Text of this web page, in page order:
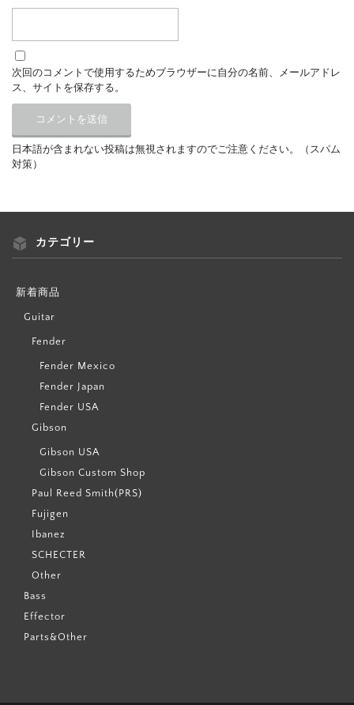
次回のコメントで使用するためブラウザーに自分の名前、メールアドレ
ス、サイトを保存する。
日本語が含まれない投稿は無視されますのでご注意ください。（スパム
対策）
カテゴリー
新着商品
Guitar
Fender
Fender Mexico
Fender Japan
Fender USA
Gibson
Gibson USA
Gibson Custom Shop
Paul Reed Smith(PRS)
Fujigen
Ibanez
SCHECTER
Other
Bass
Effector
Parts&Other